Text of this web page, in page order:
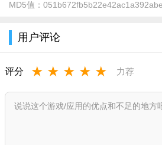
2、可设置多种播放背景，实时掌握
3、支持多功能操作、采集、评估、
5、在这里你可以展示大量个性化的
MD5值：
用户评论
评分 ★ ★ ★ ★ ★ 力荐